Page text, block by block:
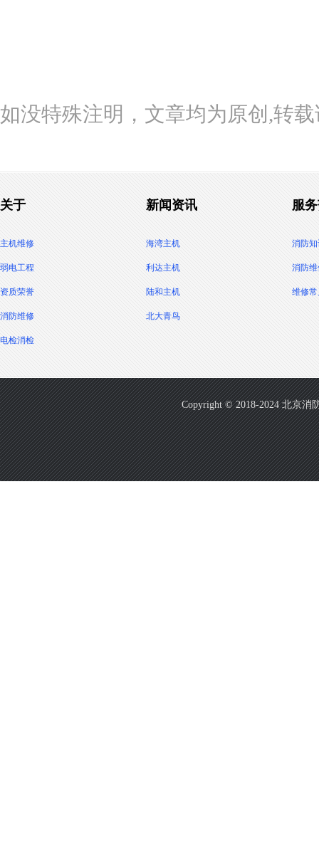
如没特殊注明，文章均为原创,转
关于
主机维修
弱电工程
资质荣誉
消防维修
电检消检
新闻资讯
海湾主机
利达主机
陆和主机
北大青鸟
服
消防
消防
维修
Copyright © 2018-2024 北京消